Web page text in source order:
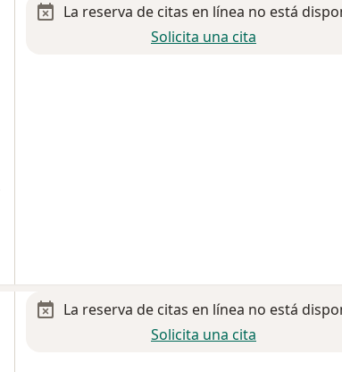
La reserva de citas en línea no está
Solicita una cita
La reserva de citas en línea no está
Solicita una cita